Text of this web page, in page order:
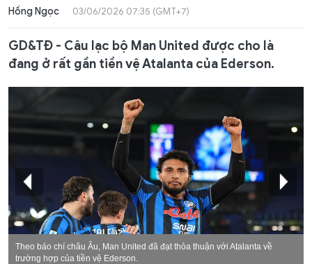
Hồng Ngọc 03/06/2026 07:35 (GMT+7)
GD&TĐ - Câu lạc bộ Man United được cho là
đang ở rất gần tiền vệ Atalanta của Ederson.
Theo báo chí châu Âu, Man United đã đạt thỏa thuận với Atalanta về
trường hợp của tiền vệ Ederson.